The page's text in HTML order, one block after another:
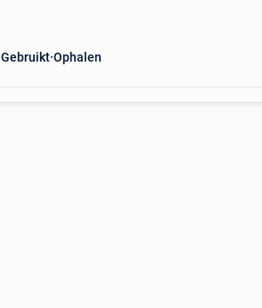
Gebruikt Ophalen